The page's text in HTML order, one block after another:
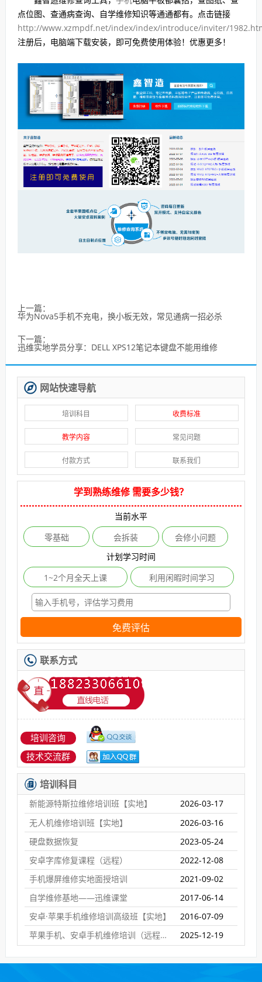
点位图、查通病查询、自学维修知识等通通都有。点击链接
http://www.xzmpdf.net/index/index/introduce/inviter/
注册后，电脑端下载安装，即可免费使用体验！优惠更多！
上一篇：
华为Nova5手机不充电，换小板无效，常见通病一招必杀
下一篇：
迅维实地学员分享：DELL XPS12笔记本键盘不能用维修
网站快速导航
培训科目 收费标准
教学内容 常见问题
付款方式 联系我们
学到熟练维修 需要多少钱？
当前水平
零基础
会拆装
会修小问题
计划学习时间
1~2个月全天上课
利用闲暇时间学习
免费评估
联系方式
培训咨询
技术交流群
培训科目
新能源特斯拉维修培训班【实地】
2026-03-17
无人机维修培训班【实地】
2026-03-16
硬盘数据恢复
2023-05-24
安卓字库修复课程（远程）
2022-12-08
手机爆屏维修实地面授培训
2021-09-02
自学维修基地——迅维课堂
2017-06-14
安卓·苹果手机维修培训高级班【实地】
2016-07-09
苹果手机、安卓手机维修培训（远程网络班）
2025-12-19